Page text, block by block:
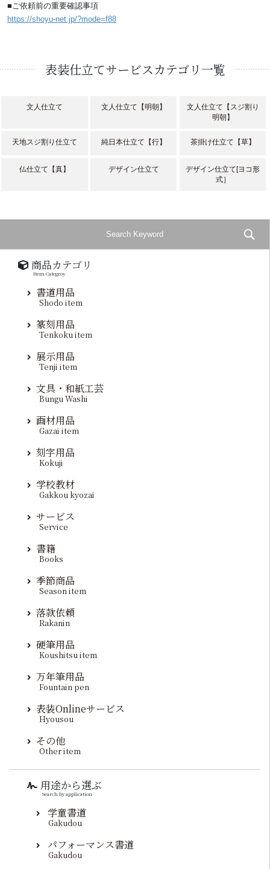
■ご依頼前の重要確認事項
https://shoyu-net.jp/?mode=f88
表装仕立てサービスカテゴリ一覧
文人仕立て 文人仕立て【明朝】
文人仕立て【スジ割り
明朝】
天地スジ割り仕立て 純日本仕立て【行】 茶掛け仕立て【草】
仏仕立て【真】 デザイン仕立て
デザイン仕立て[ヨコ形
式］
商品カテゴリ
Item Categroy
書道用品
Shodo item
篆刻用品
Tenkoku item
展示用品
Tenji item
文具・和紙工芸
Bungu Washi
画材用品
Gazai item
刻字用品
Kokuji
学校教材
Gakkou kyozai
サービス
Service
書籍
Books
季節商品
Season item
落款依頼
Rakanin
硬筆用品
Koushitsu item
万年筆用品
Fountain pen
表装Onlineサービス
Hyousou
その他
Other item
用途から選ぶ
Search by application
学童書道
Gakudou
パフォーマンス書道
Gakudou